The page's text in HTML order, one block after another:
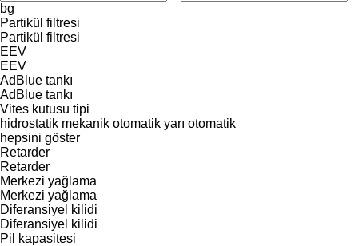
bg
Partikül filtresi
Partikül filtresi
EEV
EEV
AdBlue tankı
AdBlue tankı
Vites kutusu tipi
hidrostatik mekanik otomatik yarı otomatik
hepsini göster
Retarder
Retarder
Merkezi yağlama
Merkezi yağlama
Diferansiyel kilidi
Diferansiyel kilidi
Pil kapasitesi